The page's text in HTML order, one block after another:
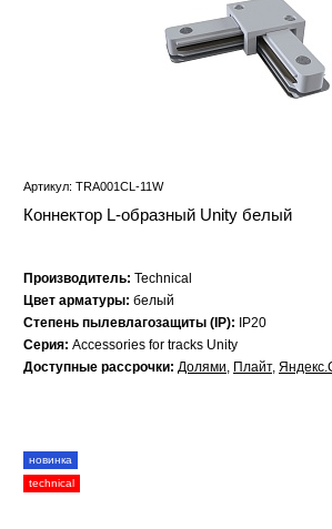
Артикул: TRA001CL-11W
Коннектор L-образный Unity белый
Производитель: Technical
Цвет арматуры: белый
Степень пылевлагозащиты (IP):
IP20
Серия: Accessories for tracks Unity
Доступные рассрочки: Долями, Плайт,
новинка
technical